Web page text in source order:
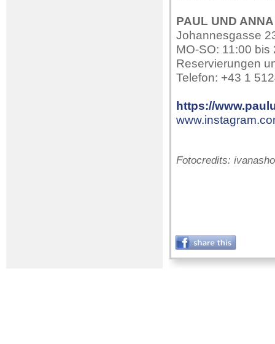
PAUL UND ANNA
Johannesgasse
MO-SO: 11:00 bis
Reservierungen
Telefon: +43 1
https://
Fotocredits: